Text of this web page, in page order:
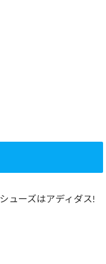
ューズはアディダス!